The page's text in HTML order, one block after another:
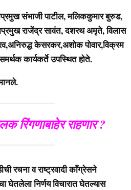
संभाजी पाटील, मलिककुमार बुरुड,
राजेंद्र सावंत, दशरथ अमृते, विलास
केसरकर,अशोक पोवार,विक्रम
कार्यकर्ते उपस्थित होते.
रिंगणाबाहेर राहणार ?
व राष्ट्रवादी काँग्रेसने
घेतलेला निर्णय विचारात घेतल्यास